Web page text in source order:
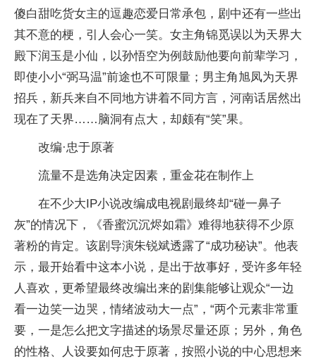
傻白甜吃货女主的逗趣恋爱日常承包，剧中还有一些出
其不意的梗，引人会心一笑。女主角锦觅误以为天界大
殿下润玉是小仙，以孙悟空为例鼓励他要向前辈学习，
即使小小“弼马温”前途也不可限量；男主角旭凤为天界
招兵，新兵来自不同地方讲着不同方言，河南话居然出
现在了天界……脑洞有点大，却颇有“笑”果。
改编·忠于原著
流量不是选角决定因素，重金花在制作上
在不少大IP小说改编成电视剧最终却“碰一鼻子
灰”的情况下，《香蜜沉沉烬如霜》难得地获得不少原
著粉的肯定。该剧导演朱锐斌透露了“成功秘诀”。他表
示，最开始看中这本小说，是出于故事好，受许多年轻
人喜欢，更希望最终改编出来的剧集能够让观众“一边
看一边笑一边哭，情绪波动大一点”，“两个元素非常重
要，一是怎么把文字描述的场景尽量还原；另外，角色
的性格、人设要如何忠于原著，按照小说的中心思想来